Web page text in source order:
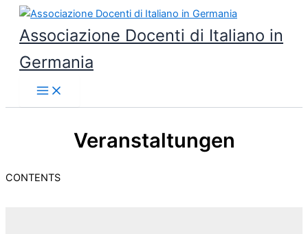
contenuto
Associazione Docenti di Italiano in
Germania
Veranstaltungen
CONTENTS